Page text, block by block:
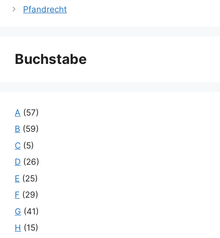
Pfandrecht
Buchstabe
A (57)
B (59)
C (5)
D (26)
E (25)
F (29)
G (41)
H (15)